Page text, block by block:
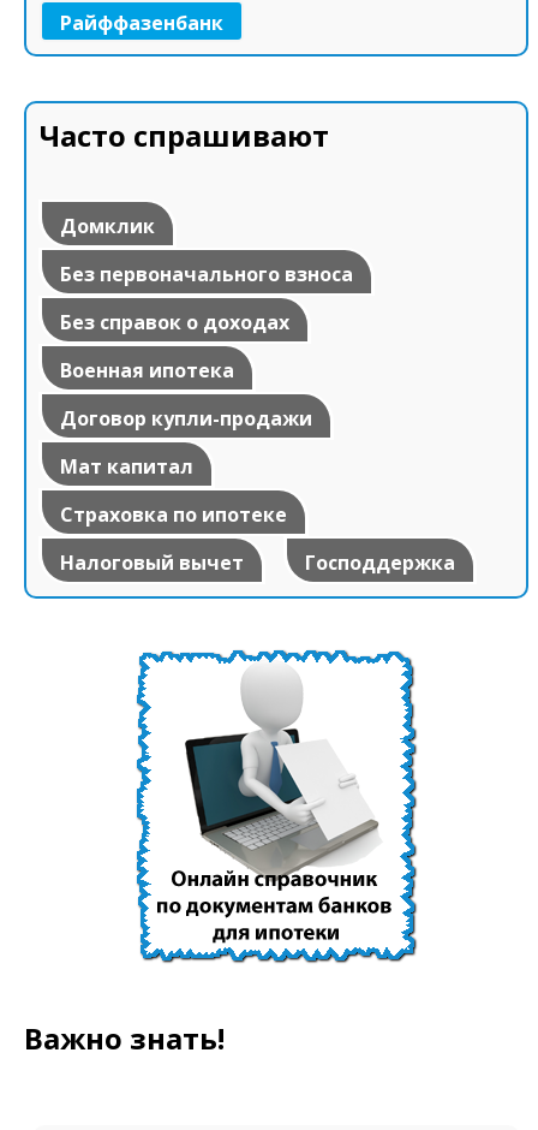
Райффазенбанк
Часто спрашивают
Домклик
Без первоначального взноса
Без справок о доходах
Военная ипотека
Договор купли-продажи
Мат капитал
Страховка по ипотеке
Налоговый вычет
Господдержка
Важно знать!